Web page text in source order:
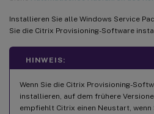
Installieren Sie alle Windows Service
Sie die Citrix Provisioning-Software
HINWEIS:
Wenn Sie die Citrix Provisioning-
installieren, auf dem frühere
empfiehlt Citrix einen Neustart, wenn